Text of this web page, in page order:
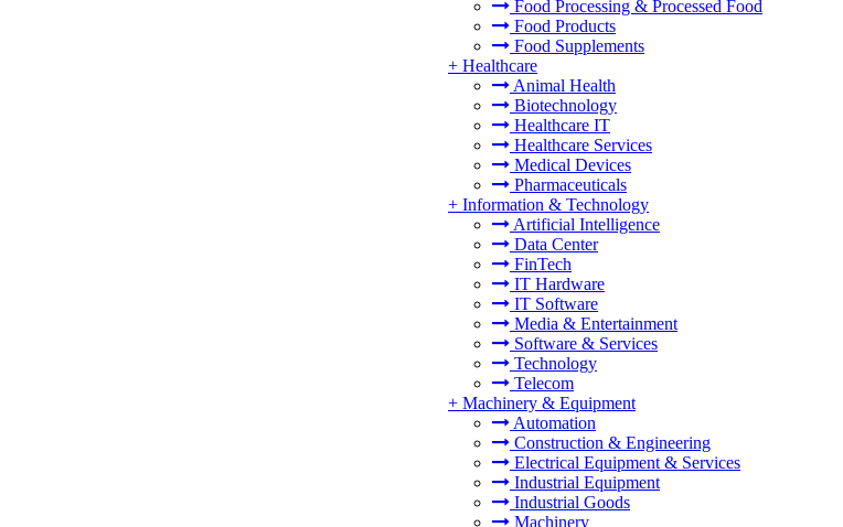
Food Processing & Processed Food
Food Products
Food Supplements
+ Healthcare
Animal Health
Biotechnology
Healthcare IT
Healthcare Services
Medical Devices
Pharmaceuticals
+ Information & Technology
Artificial Intelligence
Data Center
FinTech
IT Hardware
IT Software
Media & Entertainment
Software & Services
Technology
Telecom
+ Machinery & Equipment
Automation
Construction & Engineering
Electrical Equipment & Services
Industrial Equipment
Industrial Goods
Machinery